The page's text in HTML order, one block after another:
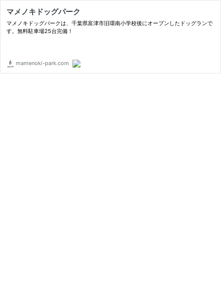
マメノキドッグパーク
マメノキドッグパークは、千葉県富津市旧環南小学校後にオープンしたドッグランで
す。無料駐車場25台完備！
mamenoki-park.com